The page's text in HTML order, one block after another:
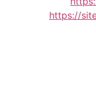
https://